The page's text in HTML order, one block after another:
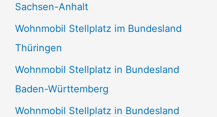
Sachsen-Anhalt
Wohnmobil Stellplatz im Bundesland
Thüringen
Wohnmobil Stellplatz in Bundesland
Baden-Württemberg
Wohnmobil Stellplatz in Bundesland